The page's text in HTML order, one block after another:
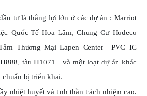
tư là thắng lợi lớn ở các dự án : Marriot
Quốc Tế Hoa Lâm, Chung Cư Hodeco
Thương Mại Lapen Center –PVC IC
tàu H1071....và một loạt dự án khác
chuẩn bị triển khai.
nhiệt huyết và tinh thần trách nhiệm cao.